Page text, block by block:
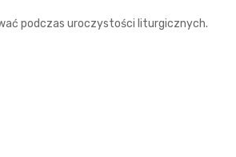
podczas uroczystości liturgicznych.